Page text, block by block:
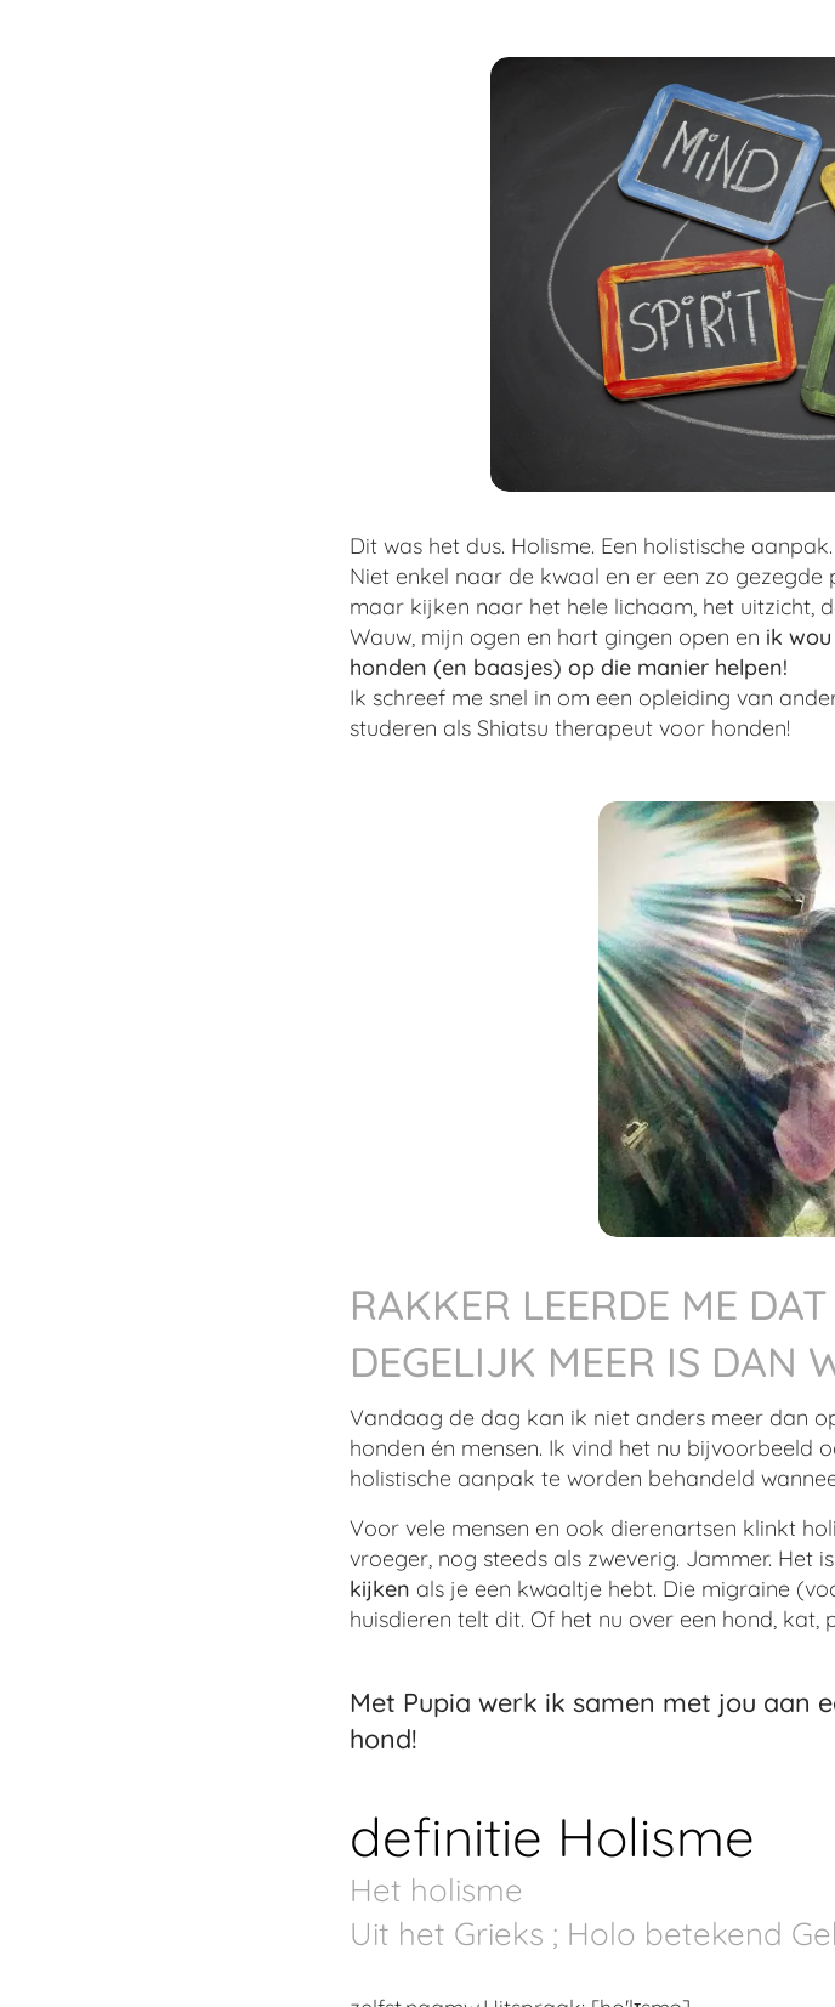
Dit was het dus. Holisme. Een holistische
Niet enkel naar de kwaal en er een zo
maar kijken naar het hele lichaam, het uitzicht,
Wauw, mijn ogen en hart gingen open en ik
honden (en baasjes) op die manier helpen!
Ik schreef me snel in om een opleiding van
studeren als Shiatsu therapeut voor honden!
RAKKER LEERDE ME
DEGELIJK MEER IS DAN
Vandaag de dag kan ik niet anders meer dan
honden én mensen. Ik vind het nu bijvoorbeeld
holistische aanpak te worden behandeld
Voor vele mensen en ook dierenartsen klinkt
vroeger, nog steeds als zweverig. Jammer. Het
kijken als je een kwaaltje hebt. Die migraine
huisdieren telt dit. Of het nu over een hond, kat,
Met Pupia werk ik samen met jou aan
hond!
definitie Holisme
Het holisme
Uit het Grieks ; Holo betekend